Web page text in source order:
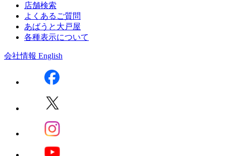
店舗検索
よくあるご質問
あばうと大戸屋
各種表示について
会社情報 English